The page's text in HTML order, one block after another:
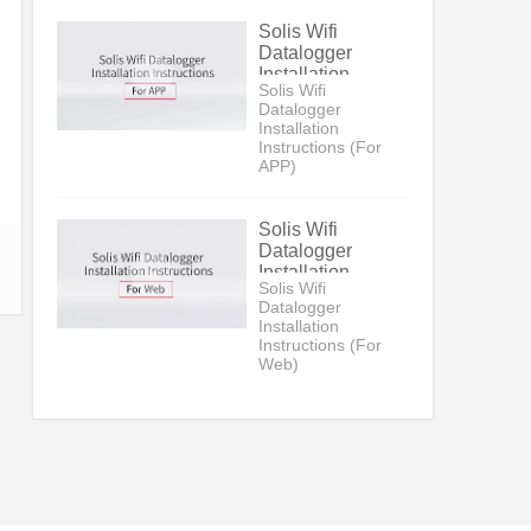
Solis Wifi
Datalogger
Installation
Instructions (For
APP)
Solis Wifi
Datalogger
Installation
Instructions (For
APP)
Solis Wifi
Datalogger
Installation
Instructions (For
Web)
Solis Wifi
Datalogger
Installation
Instructions (For
Web)